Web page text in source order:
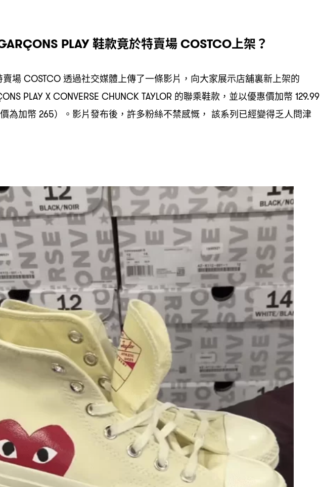
PLAY鞋款竟於特賣場COSTCO上架 ？
賣場COSTCO透過社交媒體上傳了一條影片 ， 向大家展示店舖裏新上架的
PLAY X CONVERSE CHUNCK TAYLOR 的聯乘鞋款 ， 並以優惠價加幣 129.99
為加幣 265） 。影片發布後 ， 許多粉絲不禁感慨 ， 該系列已經變得乏人問津